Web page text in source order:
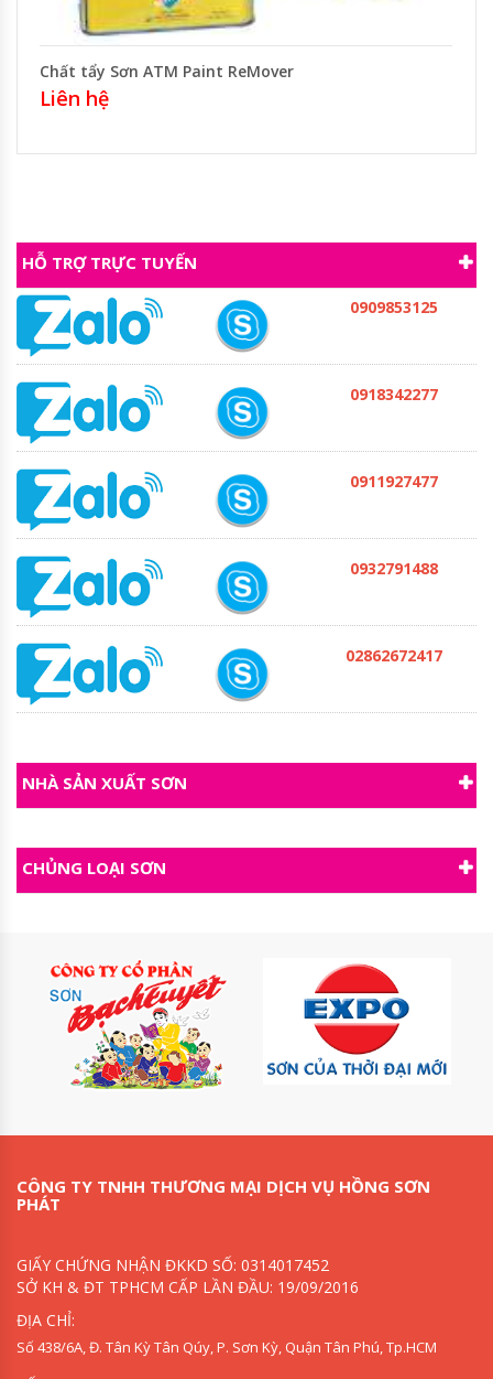
Chất tẩy Sơn ATM Paint ReMover
Liên hệ
HỖ TRỢ TRỰC TUYẾN
0909853125
0918342277
0911927477
0932791488
02862672417
NHÀ SẢN XUẤT SƠN
CHỦNG LOẠI SƠN
CÔNG TY TNHH THƯƠNG MẠI DỊCH VỤ HỒNG SƠN
PHÁT
GIẤY CHỨNG NHẬN ĐKKD SỐ: 0314017452
SỞ KH & ĐT TPHCM CẤP LẦN ĐẦU: 19/09/2016
ĐỊA CHỈ:
Số 438/6A, Đ. Tân Kỳ Tân Qúy, P. Sơn Kỳ, Quận Tân Phú, Tp.HCM